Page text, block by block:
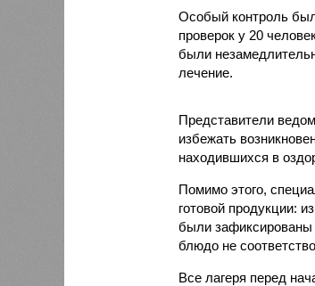
Особый контроль
проверок у 20
были
лечение.
Представители
избежать
находившихся в
Помимо этого,
готовой продукции:
были зафиксированы
блюдо не
Все лагеря перед